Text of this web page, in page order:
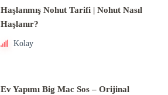
Haşlanmış Nohut Tarifi | Nohut Nasıl
Haşlanır?
Kolay
Ev Yapımı Big Mac Sos – Orijinal